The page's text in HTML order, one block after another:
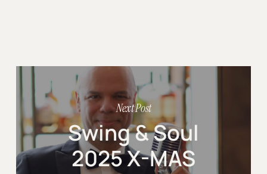
Next Post
Swing & Soul
2025 X-MAS